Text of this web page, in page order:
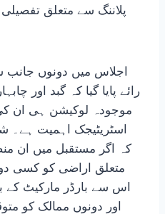
پلاننگ سے متعلق
اجلاس میں دونوں جانب
رائے پایا گیا کہ گبد اور
موجودہ لوکیشن ہی ان
اسٹریٹیجک اہمیت ہے۔
کہ اگر مستقبل میں ان
متعلق اراضی کو کسی
اس سے بارڈر مارکیٹ کے
اور دونوں ممالک کو